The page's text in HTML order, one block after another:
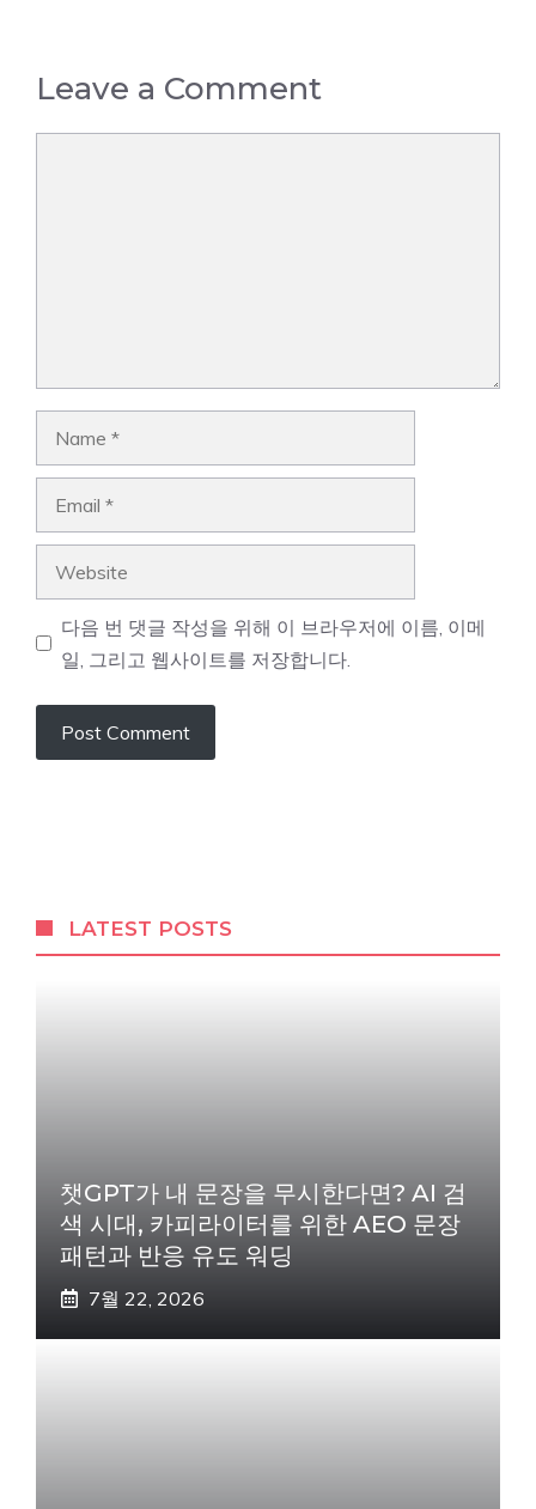
Leave a Comment
다음 번 댓글 작성을 위해 이 브라우저에 이름, 이메
일, 그리고 웹사이트를 저장합니다.
LATEST POSTS
챗GPT가 내 문장을 무시한다면? AI 검
색 시대, 카피라이터를 위한 AEO 문장
패턴과 반응 유도 워딩
7월 22, 2026